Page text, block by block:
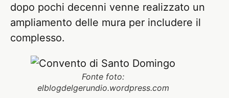
dopo pochi decenni venne realizzato un
ampliamento delle mura per includere il
complesso.
Fonte foto:
elblogdelgerundio.wordpress.com